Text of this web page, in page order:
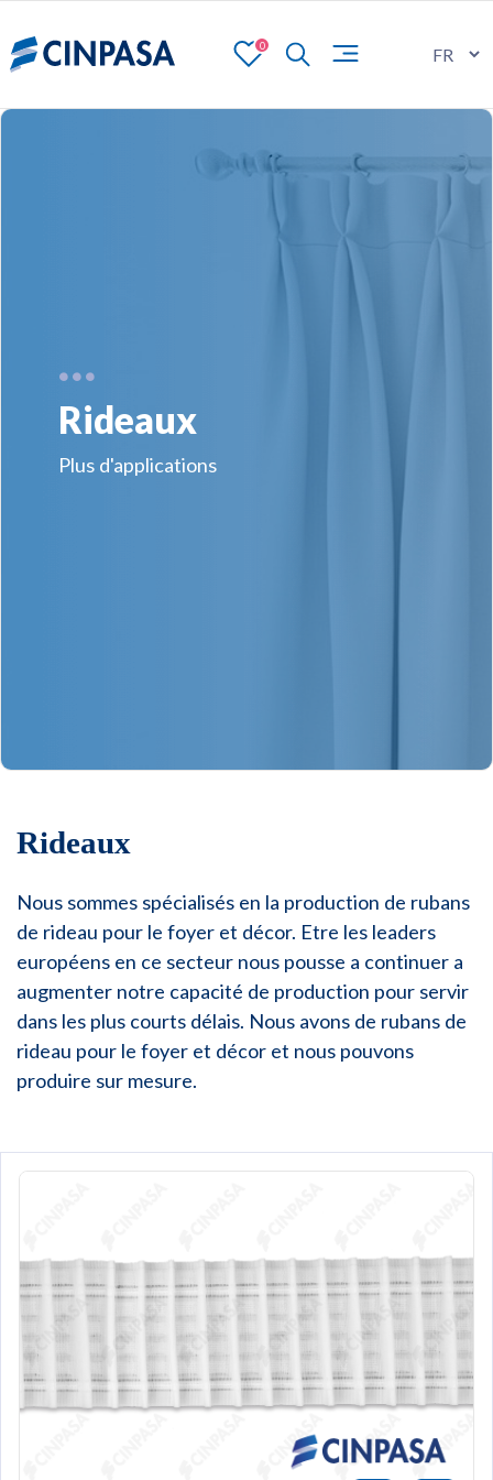
0
Rideaux
Plus d'applications
Rideaux
Nous sommes spécialisés en la production de rubans
de rideau pour le foyer et décor. Etre les leaders
européens en ce secteur nous pousse a continuer a
augmenter notre capacité de production pour servir
dans les plus courts délais. Nous avons de rubans de
rideau pour le foyer et décor et nous pouvons
produire sur mesure.